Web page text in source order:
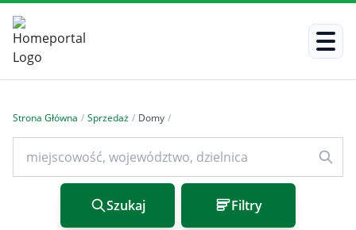
Strona Główna / Sprzedaż / Domy /
Szukaj Filtry